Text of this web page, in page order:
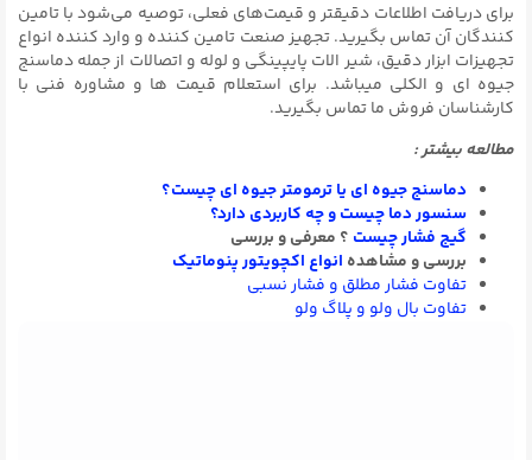
برای دریافت اطلاعات دقیقتر و قیمت‌های فعلی، توصیه می‌شود با تامین
کنندگان آن تماس بگیرید. تجهیز صنعت تامین کننده و وارد کننده انواع
تجهیزات ابزار دقیق، شیر الات پایپینگی و لوله و اتصالات از جمله دماسنج
جیوه ای و الکلی میباشد. برای استعلام قیمت ها و مشاوره فنی با
کارشناسان فروش ما تماس بگیرید.
مطالعه بیشتر :
دماسنج جیوه ای یا ترمومتر جیوه ای چیست؟
سنسور دما چیست و چه کاربردی دارد؟
گیج فشار چیست ؟ معرفی و بررسی
بررسی و مشاهده انواع اکچویتور پنوماتیک
تفاوت فشار مطلق و فشار نسبی
تفاوت بال ولو و پلاگ ولو